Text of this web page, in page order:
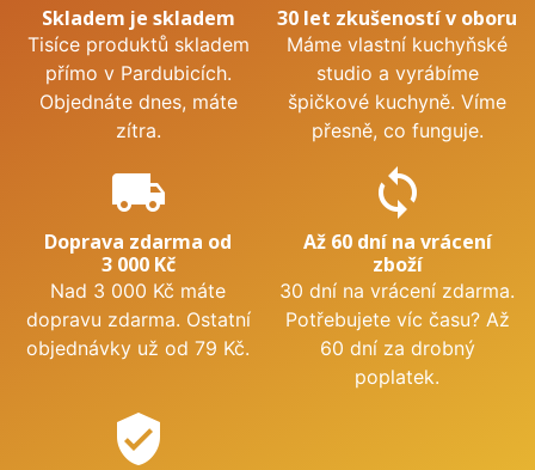
Skladem je skladem
Tisíce produktů skladem
přímo v Pardubicích.
Objednáte dnes, máte
zítra.
30 let zkušeností v oboru
Máme vlastní kuchyňské
studio a vyrábíme
špičkové kuchyně. Víme
přesně, co funguje.
local_shipping
Doprava zdarma od
3 000 Kč
Nad 3 000 Kč máte
dopravu zdarma. Ostatní
objednávky už od 79 Kč.
sync
Až 60 dní na vrácení
zboží
30 dní na vrácení zdarma.
Potřebujete víc času? Až
60 dní za drobný
poplatek.
verified_user